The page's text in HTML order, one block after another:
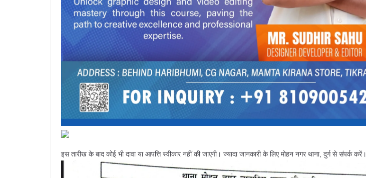
इस तारीख के बाद कोई भी दावा या आपत्ति स्वीकार नहीं की जाएगी। ज्यादा जानकारी के लिए मोहन नगर थाना, दुर्ग से संपर्क करें।